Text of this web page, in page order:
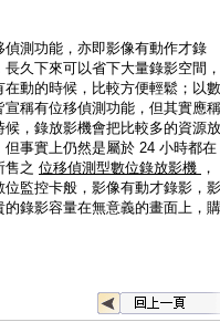
測功能，亦即影像有動作才錄
久下來可以省下大量錄影空間，
動的時候，比較方便輕鬆；以數
稱有位移偵測功能，但其實應稱
，錄放影機會把比較多的資源放
事實上仍然是屬於 24 小時都在
售之 位移偵測型數位錄放影機
，
監控卡般，影像有動才錄影，影
錄影容量在無意義的畫面上，購